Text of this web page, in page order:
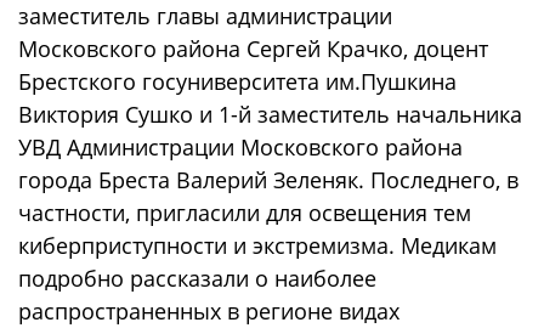
заместитель главы администрации
Московского района Сергей Крачко, доцент
Брестского госуниверситета им.Пушкина
Виктория Сушко и 1-й заместитель начальника
УВД Администрации Московского района
города Бреста Валерий Зеленяк. Последнего, в
частности, пригласили для освещения тем
киберприступности и экстремизма. Медикам
подробно рассказали о наиболее
распространенных в регионе видах